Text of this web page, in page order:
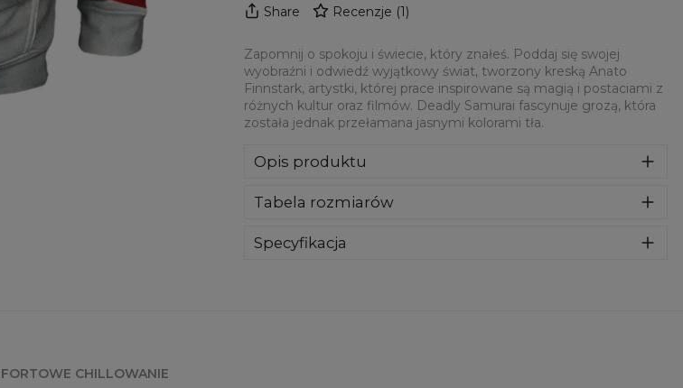
Share Recenzje (1)
Zapomnij o spokoju i świecie, który znałeś. Poddaj się swojej
wyobraźni i odwiedź wyjątkowy świat, tworzony kreską Anato
Finnstark, artystki, której prace inspirowane są magią i postaciami z
różnych kultur oraz filmów. Deadly Samurai fascynuje grozą, która
została jednak przełamana jasnymi kolorami tła.
Opis produktu
dotyku materiału. Klasyczny kaptur i przednie kieszenie dadzą
dołożyliśmy wszelkich starań aby jakość spełniała Twoje
Tabela rozmiarów
Specyfikacja
CHILLOWANIE